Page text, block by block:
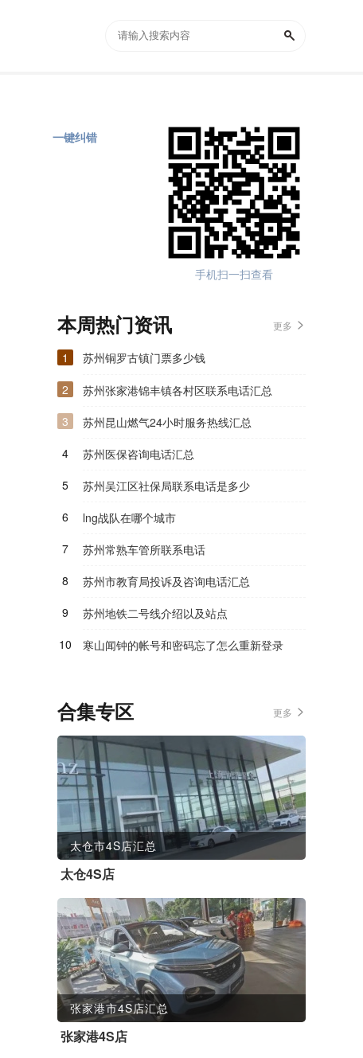
手机扫一扫查看
一键纠错
本周热门资讯 更多
1
苏州铜罗古镇门票多少钱
2
苏州张家港锦丰镇各村区联系电话汇总
3
苏州昆山燃气24小时服务热线汇总
4
苏州医保咨询电话汇总
5
苏州吴江区社保局联系电话是多少
6
lng战队在哪个城市
7
苏州常熟车管所联系电话
8
苏州市教育局投诉及咨询电话汇总
9
苏州地铁二号线介绍以及站点
10
寒山闻钟的帐号和密码忘了怎么重新登录
合集专区 更多
太仓市4S店汇总
太仓4S店
张家港市4S店汇总
张家港4S店